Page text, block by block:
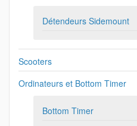
Détendeurs Sidemount
Scooters
Ordinateurs et Bottom Timer
Bottom Timer